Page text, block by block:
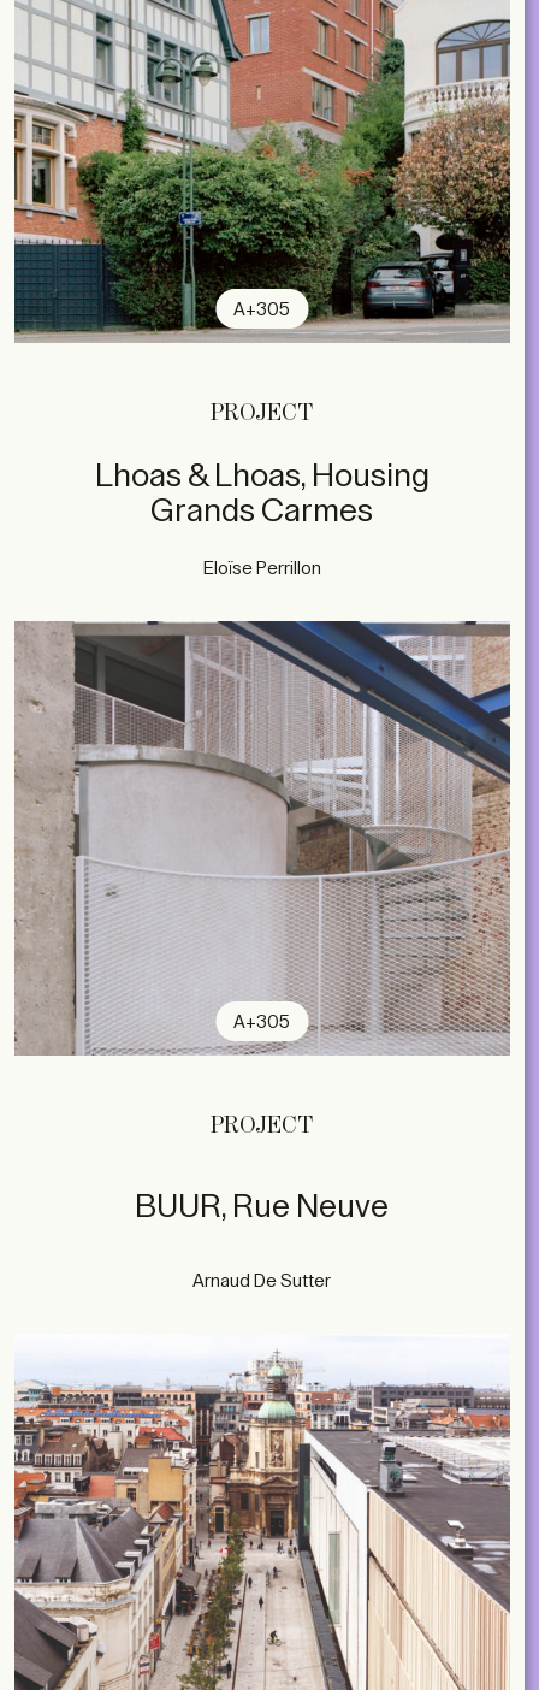
A+305
PROJECT
Lhoas & Lhoas, Housing
Grands Carmes
Eloïse Perrillon
A+305
PROJECT
BUUR, Rue Neuve
Arnaud De Sutter
LIBRARY
MAGAZINES
EVENTS
ABOUT
ACCOUNT
SHOP
SUBSCRIBE
NL
FR
Contact
2026 © A+ Architects in Belgium
Conditions générales de vente
Politique de confidentialité